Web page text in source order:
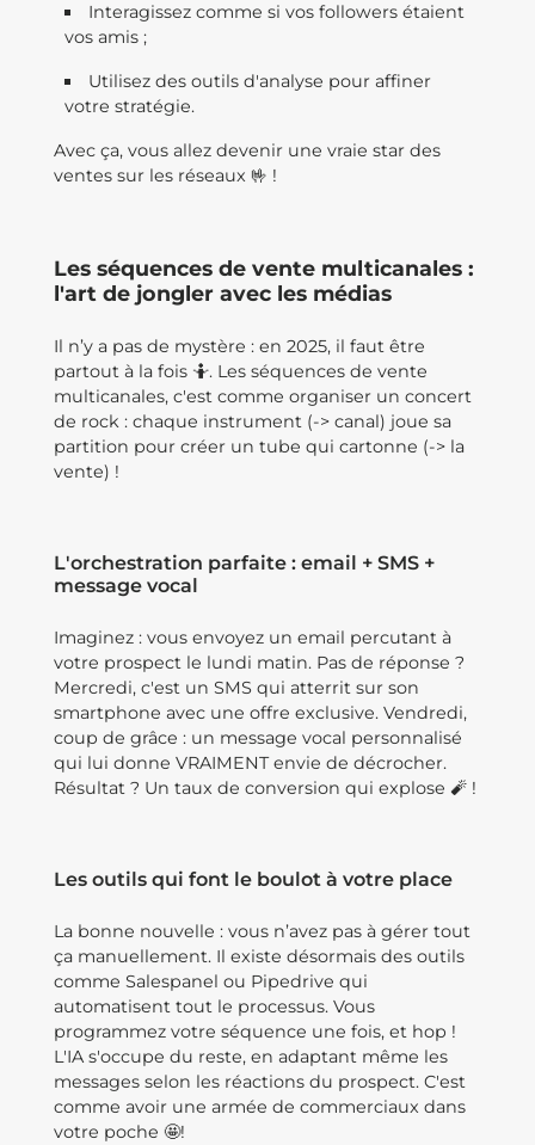
Interagissez comme si vos followers étaient
vos amis ;
Utilisez des outils d'analyse pour affiner
votre stratégie.
Avec ça, vous allez devenir une vraie star des
ventes sur les réseaux 🤟 !
Les séquences de vente multicanales :
l'art de jongler avec les médias
Il n’y a pas de mystère : en 2025, il faut être
partout à la fois 🤷. Les séquences de vente
multicanales, c'est comme organiser un concert
de rock : chaque instrument (-> canal) joue sa
partition pour créer un tube qui cartonne (-> la
vente) !
L'orchestration parfaite : email + SMS +
message vocal
Imaginez : vous envoyez un email percutant à
votre prospect le lundi matin. Pas de réponse ?
Mercredi, c'est un SMS qui atterrit sur son
smartphone avec une offre exclusive. Vendredi,
coup de grâce : un message vocal personnalisé
qui lui donne VRAIMENT envie de décrocher.
Résultat ? Un taux de conversion qui explose 🧨 !
Les outils qui font le boulot à votre place
La bonne nouvelle : vous n’avez pas à gérer tout
ça manuellement. Il existe désormais des outils
comme Salespanel ou Pipedrive qui
automatisent tout le processus. Vous
programmez votre séquence une fois, et hop !
L'IA s'occupe du reste, en adaptant même les
messages selon les réactions du prospect. C'est
comme avoir une armée de commerciaux dans
votre poche 🤩!